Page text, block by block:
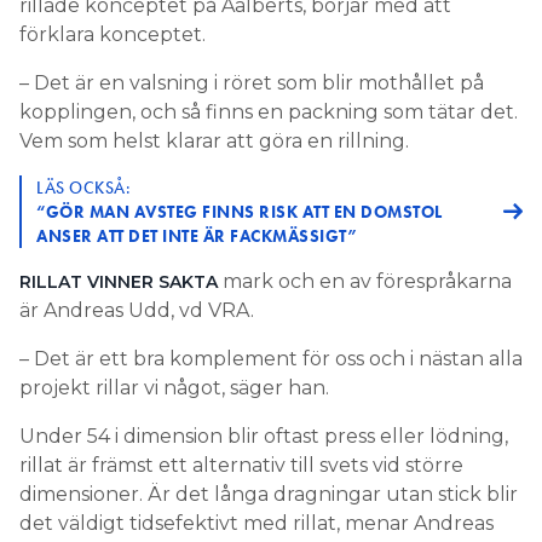
rillade konceptet på Aalberts, börjar med att
förklara konceptet.
– Det är en valsning i röret som blir mothållet på
kopplingen, och så finns en packning som tätar det.
Vem som helst klarar att göra en rillning.
LÄS OCKSÅ:
“GÖR MAN AVSTEG FINNS RISK ATT EN DOMSTOL
ANSER ATT DET INTE ÄR FACKMÄSSIGT”
RILLAT VINNER SAKTAmark och en av förespråkarna
är Andreas Udd, vd VRA.
– Det är ett bra komplement för oss och i nästan alla
projekt rillar vi något, säger han.
Under 54 i dimension blir oftast press eller lödning,
rillat är främst ett alternativ till svets vid större
dimensioner. Är det långa dragningar utan stick blir
det väldigt tidsefektivt med rillat, menar Andreas